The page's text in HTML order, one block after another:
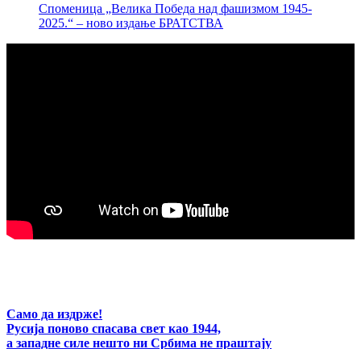
Споменица „Велика Победа над фашизмом 1945-
2025.“ – ново издање БРАТСТВА
Само да издрже!
Русија поново спасава свет као 1944,
а западне силе нешто ни Србима не праштају